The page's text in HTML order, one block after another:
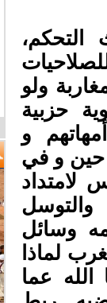
ولو
حزبية
و
و في
وسائل
لماذا
عما